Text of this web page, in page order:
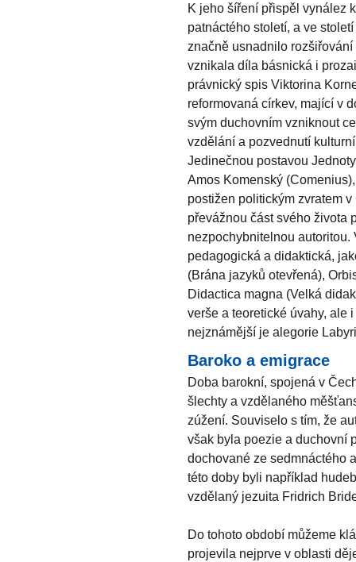
K jeho šíření přispěl vynález
patnáctého století, a ve
značně usnadnilo
vznikala díla básnická i
právnický spis Viktorina
reformovaná církev, mající v
svým duchovním vzniknout
vzdělání a pozvednutí
Jedinečnou postavou
Amos Komenský
postižen politickým zvratem
převážnou část svého života
nezpochybnitelnou
pedagogická a didaktická,
(Brána jazyků otevřená),
Didactica magna (Velká
verše a teoretické úvahy, ale
nejznámější je alegorie
Baroko a emigrace
Doba barokní, spojená v
šlechty a vzdělaného
zúžení. Souviselo s tím, že
však byla poezie a duchovní
dochované ze sedmnáctého
této doby byli například
vzdělaný jezuita Fridrich
Do tohoto období můžeme
projevila nejprve v oblasti